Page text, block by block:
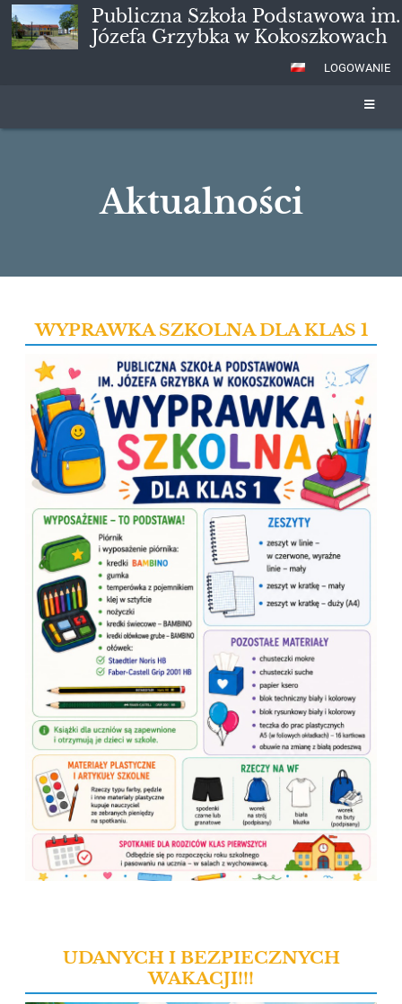
Publiczna Szkoła Podstawowa im.
Józefa Grzybka w Kokoszkowach
LOGOWANIE
Aktualności
WYPRAWKA SZKOLNA DLA KLAS 1
UDANYCH I BEZPIECZNYCH
WAKACJI!!!